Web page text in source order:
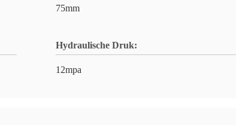
75mm
Hydraulische Druk:
12mpa